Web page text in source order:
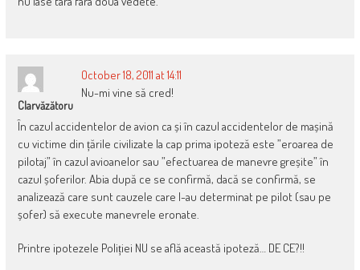
Clarvăzătoru
October 18, 2011 at 14:11
Nu-mi vine să cred!
În cazul accidentelor de avion ca și în cazul accidentelor de mașină
cu victime din țările civilizate la cap prima ipoteză este ”eroarea de
pilotaj” în cazul avioanelor sau ”efectuarea de manevre greșite” în
cazul șoferilor. Abia după ce se confirmă, dacă se confirmă, se
analizează care sunt cauzele care l-au determinat pe pilot (sau pe
șofer) să execute manevrele eronate.
Printre ipotezele Poliției NU se află această ipoteză… DE CE?!!